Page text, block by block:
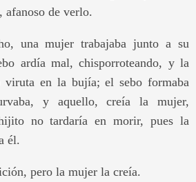
afanoso de verlo.
una mujer trabajaba junto a su
ardía mal, chisporroteando, y la
viruta en la bujía; el sebo formaba
y aquello, creía la mujer,
no tardaría en morir, pues la
él.
pero la mujer la creía.